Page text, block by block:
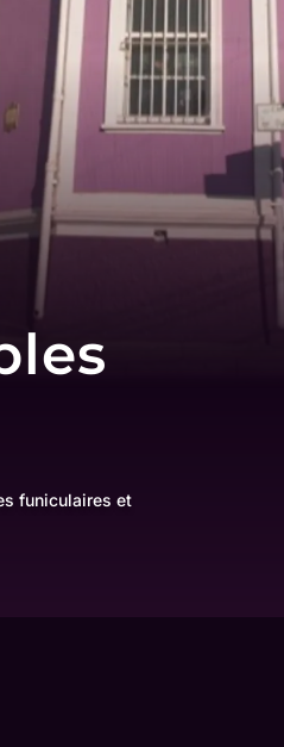
funiculaires et